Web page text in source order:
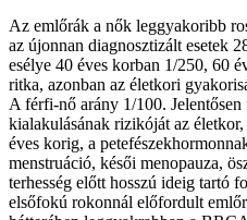
Az emlőrák a nők leggyakoribb
az újonnan diagnosztizált esetek
esélye 40 éves korban 1/250, 60
ritka, azonban az életkori
A férfi-nő arány 1/100.
kialakulásának rizikóját az
éves korig, a
menstruáció, késői menopauza,
terhesség előtt hosszú ideig tartó
elsőfokú rokonnál előfordult